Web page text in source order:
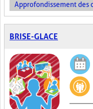
Approfondissement des
BRISE-GLACE